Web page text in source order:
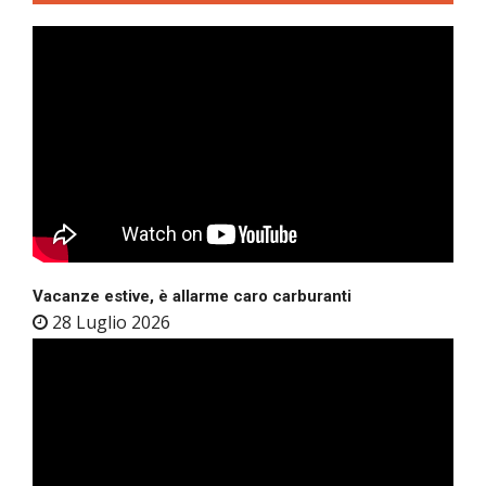
Vacanze estive, è allarme caro carburanti
28 Luglio 2026